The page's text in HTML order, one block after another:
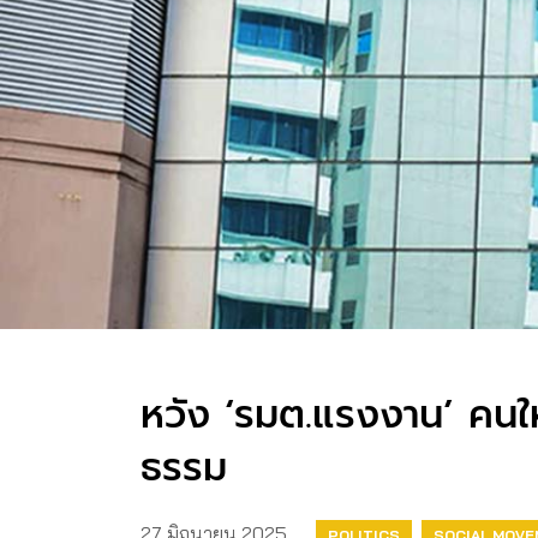
หวัง ‘รมต.แรงงาน’ ค
ธรรม
27 มิถุนายน 2025